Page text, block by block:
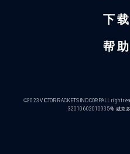
下
帮
©2023 VICTOR RACKETS IND CORP.ALL right
32010602010935号 威克